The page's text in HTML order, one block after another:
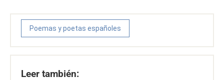
Poemas y poetas españoles
Leer también: